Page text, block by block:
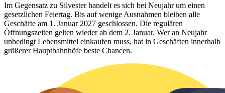
Im Gegensatz zu Silvester handelt es sich bei Neujahr um einen
gesetzlichen Feiertag. Bis auf wenige Ausnahmen bleiben alle
Geschäfte am 1. Januar 2027 geschlossen. Die regulären
Öffnungszeiten gelten wieder ab dem 2. Januar. Wer an Neujahr
unbedingt Lebensmittel einkaufen muss, hat in Geschäften innerhalb
größerer Hauptbahnhöfe beste Chancen.